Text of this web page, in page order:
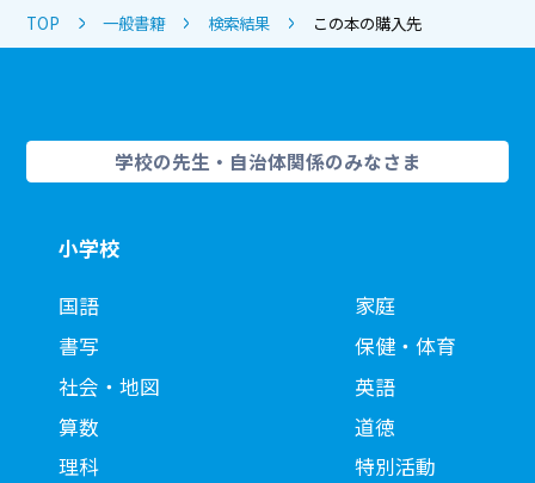
TOP 一般書籍 検索結果 この本の購入先
学校の先生・自治体関係のみなさま
小学校
国語
書写
社会・地図
算数
理科
家庭
保健・体育
英語
道徳
特別活動